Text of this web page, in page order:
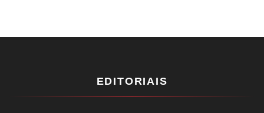
EDITORIAIS